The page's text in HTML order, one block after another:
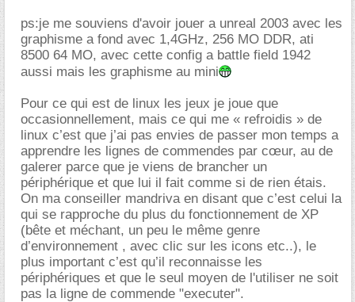
ps:je me souviens d'avoir jouer a unreal 2003 avec les
graphisme a fond avec 1,4GHz, 256 MO DDR, ati
8500 64 MO, avec cette config a battle field 1942
aussi mais les graphisme au mini
Pour ce qui est de linux les jeux je joue que
occasionnellement, mais ce qui me « refroidis » de
linux c’est que j’ai pas envies de passer mon temps a
apprendre les lignes de commendes par cœur, au de
galerer parce que je viens de brancher un
périphérique et que lui il fait comme si de rien étais.
On ma conseiller mandriva en disant que c’est celui la
qui se rapproche du plus du fonctionnement de XP
(bête et méchant, un peu le même genre
d’environnement , avec clic sur les icons etc..), le
plus important c’est qu’il reconnaisse les
périphériques et que le seul moyen de l'utiliser ne soit
pas la ligne de commende "executer".